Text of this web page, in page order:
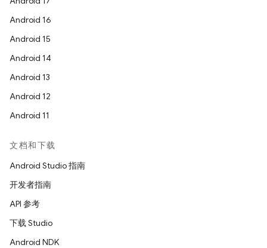
Android 16
Android 15
Android 14
Android 13
Android 12
Android 11
文档和下载
Android Studio 指南
开发者指南
API 参考
下载 Studio
Android NDK